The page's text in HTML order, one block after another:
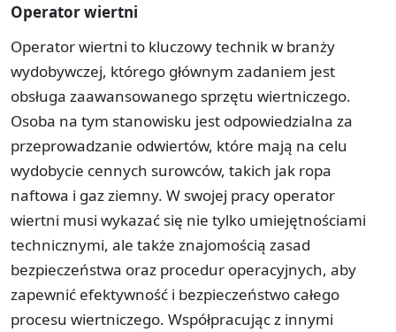
Operator wiertni
Operator wiertni to kluczowy technik w branży
wydobywczej, którego głównym zadaniem jest
obsługa zaawansowanego sprzętu wiertniczego.
Osoba na tym stanowisku jest odpowiedzialna za
przeprowadzanie odwiertów, które mają na celu
wydobycie cennych surowców, takich jak ropa
naftowa i gaz ziemny. W swojej pracy operator
wiertni musi wykazać się nie tylko umiejętnościami
technicznymi, ale także znajomością zasad
bezpieczeństwa oraz procedur operacyjnych, aby
zapewnić efektywność i bezpieczeństwo całego
procesu wiertniczego. Współpracując z innymi